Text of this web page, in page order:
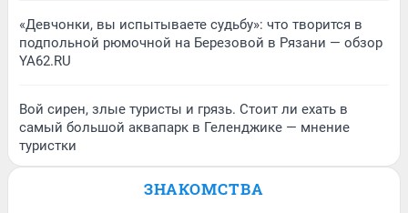
«Девчонки, вы испытываете судьбу»: что творится в
подпольной рюмочной на Березовой в Рязани — обзор
YA62.RU
Вой сирен, злые туристы и грязь. Стоит ли ехать в
самый большой аквапарк в Геленджике — мнение
туристки
ЗНАКОМСТВА